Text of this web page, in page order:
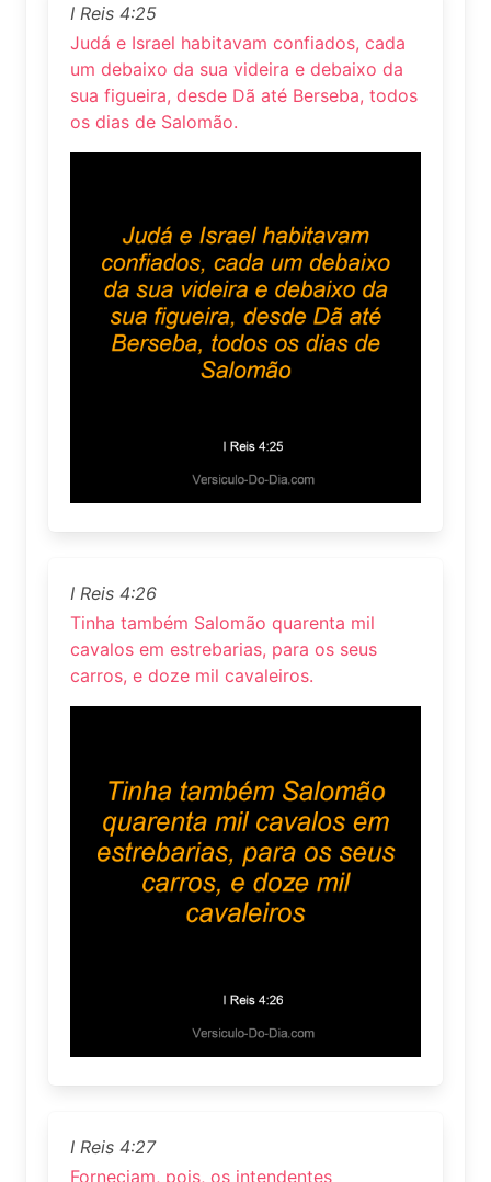
I Reis 4:25
Judá e Israel habitavam confiados, cada
um debaixo da sua videira e debaixo da
sua figueira, desde Dã até Berseba, todos
os dias de Salomão.
I Reis 4:26
Tinha também Salomão quarenta mil
cavalos em estrebarias, para os seus
carros, e doze mil cavaleiros.
I Reis 4:27
Forneciam, pois, os intendentes